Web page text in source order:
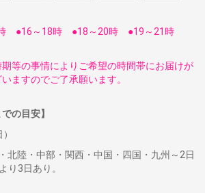
●16～18時 ●18～20時 ●19～21時
等の事情によりご希望の時間帯にお届けが
ますのでご了承願います。
の目安】
（翌日）
北陸・中部・関西・中国・四国・九州～2日
域により3日あり。